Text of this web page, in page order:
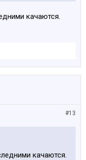
- фото в памяти
так потерял
качаются.
#13
качаются.